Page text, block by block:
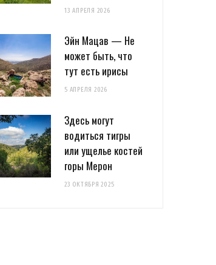
13 АПРЕЛЯ 2026
Эйн Мацав — Не
может быть, что
тут есть ирисы
5 АПРЕЛЯ 2026
Здесь могут
водиться тигры
или ущелье костей
горы Мерон
23 ОКТЯБРЯ 2025